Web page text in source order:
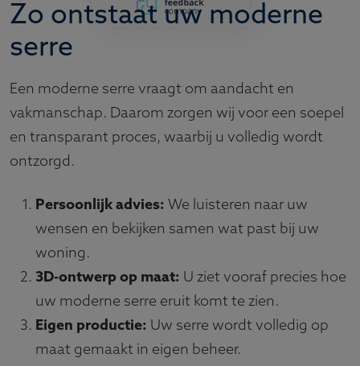
Zo ontstaat uw moderne
serre
Een moderne serre vraagt om aandacht en
vakmanschap. Daarom zorgen wij voor een soepel
en transparant proces, waarbij u volledig wordt
ontzorgd.
Persoonlijk advies: We luisteren naar uw
wensen en bekijken samen wat past bij uw
woning.
3D-ontwerp op maat: U ziet vooraf precies hoe
uw moderne serre eruit komt te zien.
Eigen productie: Uw serre wordt volledig op
maat gemaakt in eigen beheer.